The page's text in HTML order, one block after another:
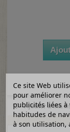
Ajouter à ma
Ce site Web
pour améliorer
publicités liées à
habitudes de
à son utilisation,